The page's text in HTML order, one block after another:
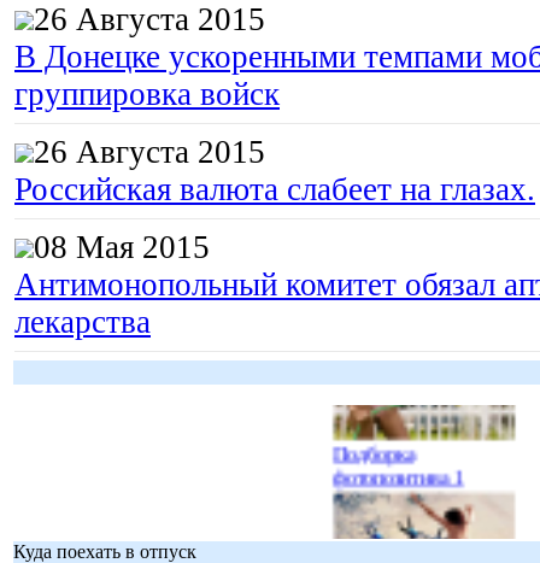
26 Августа 2015
В Донецке ускоренными темпами
группировка войск
26 Августа 2015
Российская валюта слабеет на глазах.
08 Мая 2015
Антимонопольный комитет обязал
лекарства
Гоп-стоп, мы
подошли...
Подборка
фотопозитива 1
Куда поехать в отпуск